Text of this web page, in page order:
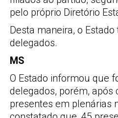
pelo próprio Diretório
Desta maneira, o Estado
delegados.
MS
O Estado informou que
delegados, porém, após
presentes em plenárias